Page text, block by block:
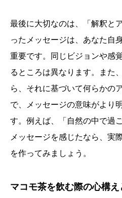
最後に大切なのは、「解釈と
ったメッセージは、あなた自
重要です。同じビジョンや感
るところは異なります。また
ら、それに基づいて何らかの
で、メッセージの意味がより
す。例えば、「自然の中で過
メッセージを感じたなら、実
を作ってみましょう。
マコモ茶を飲む際の心構